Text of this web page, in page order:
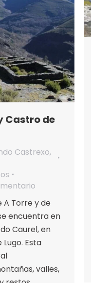
Castro de
Castrexo,
A Torre y de
encuentra en
Caurel, en
Esta
valles,